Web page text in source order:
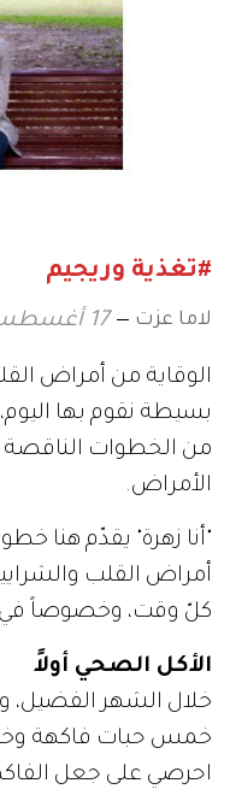
#تغذية وريجيم
لاما عزت 17 أغسطس 2011
الوقاية من أمراض
بسيطة نقوم بها اليوم،
من الخطوات
الأمراض.
"أنا زهرة" يقدّم هنا
أمراض القلب
كلّ وقت، وخصوصاً في
الأكل الصحي أولاً
خلال الشهر الفضيل،
خمس حبات فاكهة
احرصي على جعل